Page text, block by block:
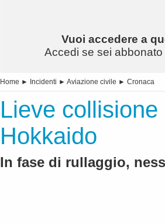
Vuoi accedere a
Accedi se sei
Home ► Incidenti ► Aviazione civile ► Cronaca
Lieve
Hokkaido
In fase di rullaggio,